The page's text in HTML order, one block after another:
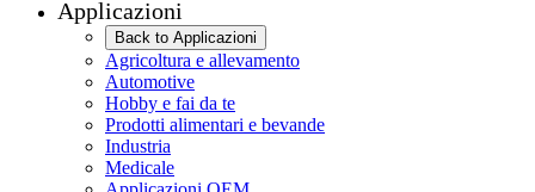
Applicazioni
Back to Applicazioni
Agricoltura e allevamento
Automotive
Hobby e fai da te
Prodotti alimentari e bevande
Industria
Medicale